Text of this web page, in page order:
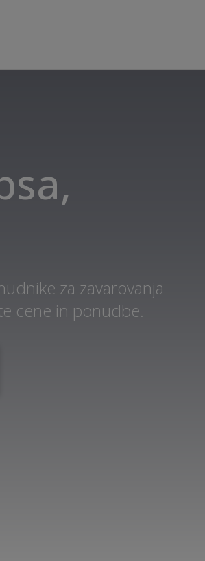
za zavarovanja
cene in ponudbe.